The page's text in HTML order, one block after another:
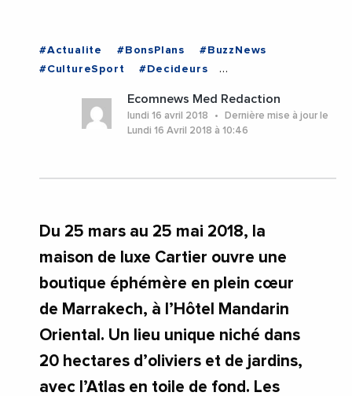
#Actualite #BonsPlans
#BuzzNews
#CultureSport
#Decideurs
#EnDirectDe
#Entreprises
#PhotosEtVideos
#VieDesEntreprises
#MAROC
Ecomnews Med Redaction
lundi 16 avril 2018
Dernière mise à jour le
Lundi 16 Avril 2018 à 10:46
Du 25 mars au 25 mai 2018, la
maison de luxe Cartier ouvre une
boutique éphémère en plein cœur
de Marrakech, à l’Hôtel Mandarin
Oriental. Un lieu unique niché dans
20 hectares d’oliviers et de jardins,
avec l’Atlas en toile de fond. Les